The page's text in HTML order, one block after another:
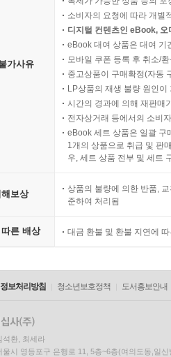
가사유
소비자의 요청에 따라 개별
디지털 컨텐츠인 eBook,
eBook 대여 상품은 대여 기
모바일 쿠폰 등록 후 취소/
중고상품이 구매확정(자동
LP상품의 재생 불량 원인
시간의 경과에 의해 재판매
전자상거래 등에서의 소비
eBook 세트 상품은 일괄 구
1개의 상품으로 취급 및 판
우, 세트 상품 전부 및 세트
보상
상품의 불량에 의한 반품,
준하여 처리됨
른 배상 대금 환불 및 환불 지연에
보처리방침 청소년보호정책 도서홍보안내
석환, 최세라
울시 영등포구 은행로 11, 5층~6층(여의도동,일신